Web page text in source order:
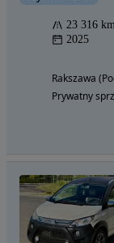
23 316
2025
Rakszawa
Prywatny